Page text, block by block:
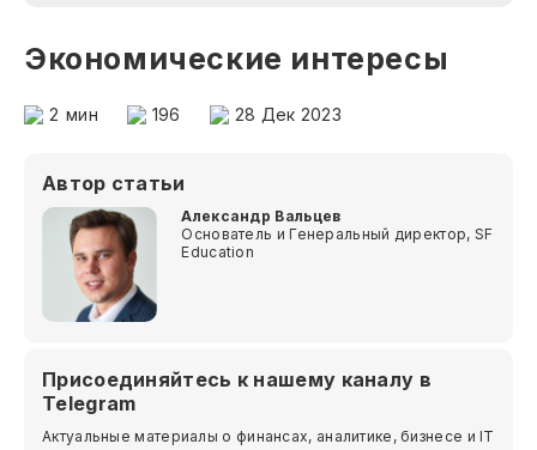
Экономические интересы
2 мин 196 28 Дек 2023
Автор статьи
Александр Вальцев
Основатель и Генеральный директор, SF
Education
Присоединяйтесь к нашему каналу в
Telegram
Актуальные материалы о финансах, аналитике, бизнесе и IT